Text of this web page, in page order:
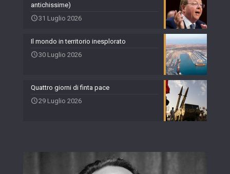
antichissime)
31 Luglio 2026
Il mondo in territorio inesplorato
30 Luglio 2026
Quattro giorni di finta pace
29 Luglio 2026